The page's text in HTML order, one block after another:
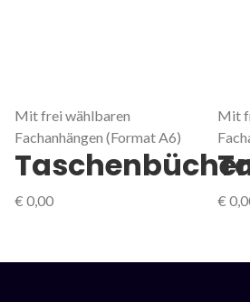
Mit frei wählbaren
Fachanhängen (Format A6)
Taschenbücher
€ 0,00
Mit
€